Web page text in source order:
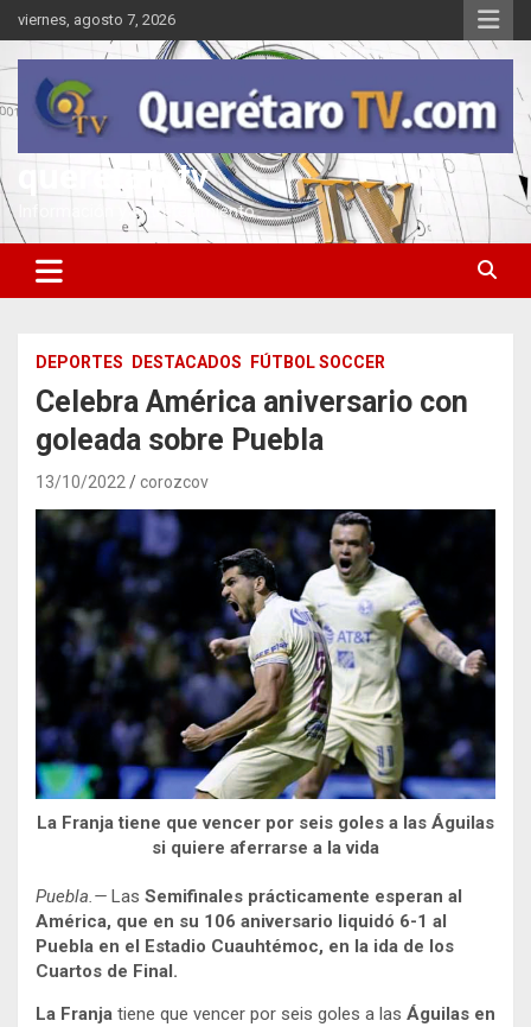
Saltar
al
contenido
viernes, agosto 7, 2026
queretarotv
Información y entretenimiento
DEPORTES DESTACADOS FÚTBOL SOCCER
Celebra América aniversario con
goleada sobre Puebla
13/10/2022 corozcov
La Franja tiene que vencer por seis goles a las Águilas
si quiere aferrarse a la vida
Puebla.— Las Semifinales prácticamente esperan al
América, que en su 106 aniversario liquidó 6-1 al
Puebla en el Estadio Cuauhtémoc, en la ida de los
Cuartos de Final.
La Franja tiene que vencer por seis goles a las Águilas en